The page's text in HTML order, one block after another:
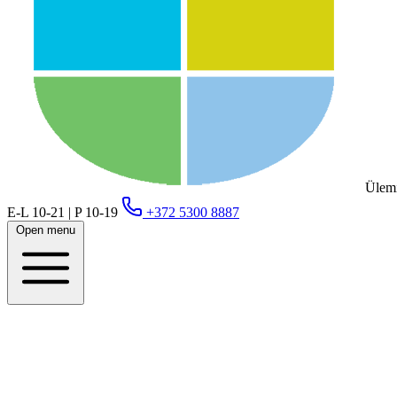
E-L 10-21 | P 10-19
+372 5300 8887
Open menu